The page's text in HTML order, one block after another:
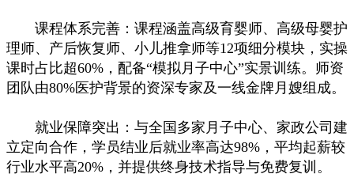
课程体系完善：课程涵盖高级育婴师、高级母婴护
理师、产后恢复师、小儿推拿师等12项细分模块，实操
课时占比超60%，配备“模拟月子中心”实景训练。师资
团队由80%医护背景的资深专家及一线金牌月嫂组成。
就业保障突出：与全国多家月子中心、家政公司建
立定向合作，学员结业后就业率高达98%，平均起薪较
行业水平高20%，并提供终身技术指导与免费复训。